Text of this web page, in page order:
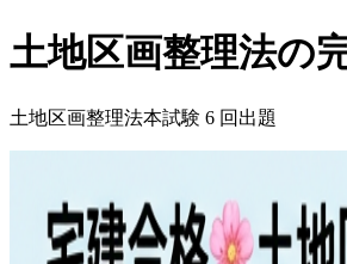
土地区画整理法の
土地区画整理法本試験 6 回出題